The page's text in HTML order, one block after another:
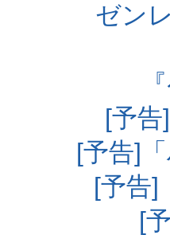
ゼン
[予
[予告]
[予告]
[